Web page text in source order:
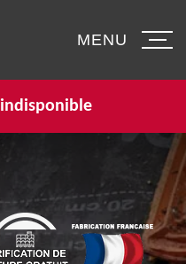
indisponible
MENU